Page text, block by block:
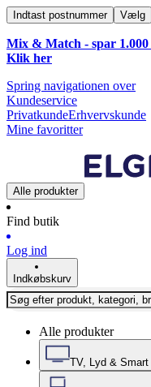
Indtast postnummer Vælg
Mix & Match - spar
Klik her
Spring navigationen over
Kundeservice
PrivatkundeErhvervskunde
Mine favoritter
Alle produkter
Find butik
Log ind
Indkøbskurv
Alle produkter
TV, Lyd & Smart